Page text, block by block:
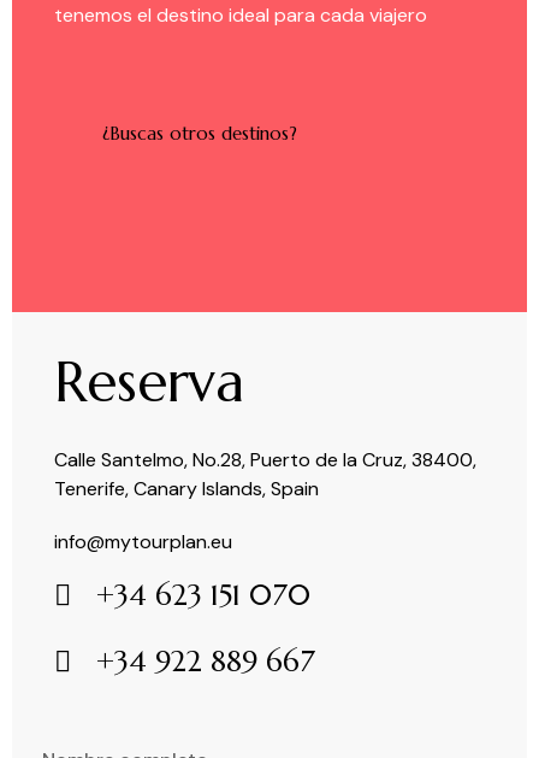
tenemos el destino ideal para cada viajero
¿Buscas otros destinos?
Reserva
Calle Santelmo, No.28, Puerto de la Cruz, 38400,
Tenerife, Canary Islands, Spain
info@mytourplan.eu
+34 623 151 070
+34 922 889 667